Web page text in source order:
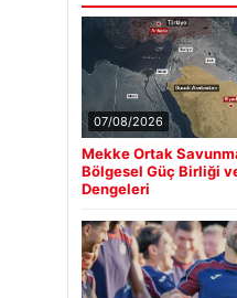
07/08/2026
Mekke Ortak
Bölgesel Güç Birliği
Dengeleri